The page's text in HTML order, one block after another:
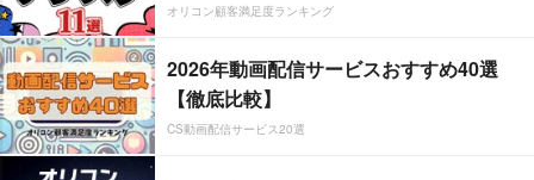
オリコン顧客満足度ランキング
2026年動画配信サービスおすすめ40選
【徹底比較】
CS動画配信サービス20選